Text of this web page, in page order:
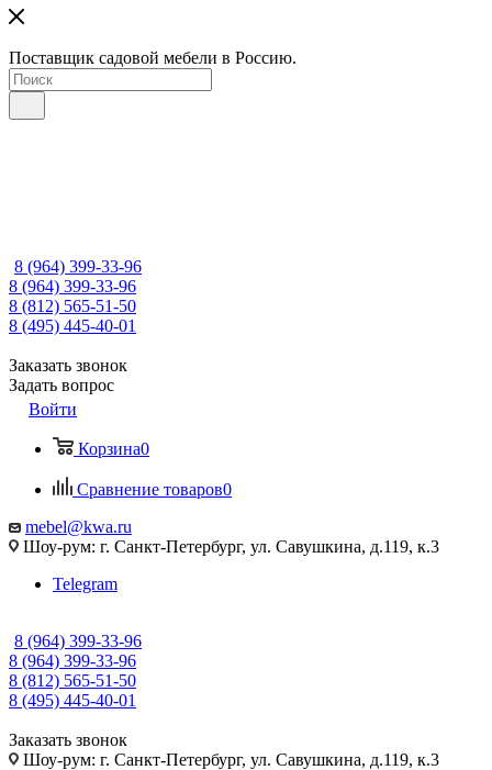
Поставщик садовой мебели в Россию.
8 (964) 399-33-96
8 (964) 399-33-96
8 (812) 565-51-50
8 (495) 445-40-01
Заказать звонок
Задать вопрос
Войти
Корзина0
Сравнение товаров0
mebel@kwa.ru
Шоу-рум: г. Санкт-Петербург, ул. Савушкина, д.119, к.3
Telegram
8 (964) 399-33-96
8 (964) 399-33-96
8 (812) 565-51-50
8 (495) 445-40-01
Заказать звонок
Шоу-рум: г. Санкт-Петербург, ул. Савушкина, д.119, к.3